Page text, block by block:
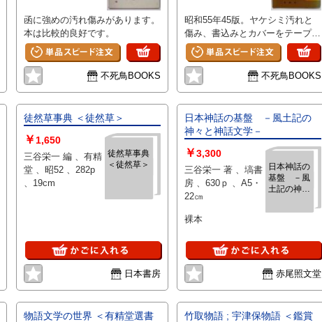
函に強めの汚れ傷みがあります。
本は比較的良好です。
不死鳥BOOKS
昭和55年45版。ヤケシミ汚れと
傷み、書込みとカバーをテープで
留めてあります。
不死鳥BOOKS
徒然草事典 ＜徒然草＞
徒然草事典
＜徒然草＞
￥ 1,650
三谷栄一 編 、有精
堂 、昭52 、282p
、19cm
日本書房
日本神話の基盤 －風土記の
神々と神話文学－
日本神話の
基盤 －風
土記の神々
－
￥3,300
三谷栄一 著 、塙書
房 、630ｐ 、A5・
22㎝
裸本
赤尾照文堂
物語文学の世界 ＜有精堂選書
竹取物語 ; 宇津保物語 ＜鑑賞